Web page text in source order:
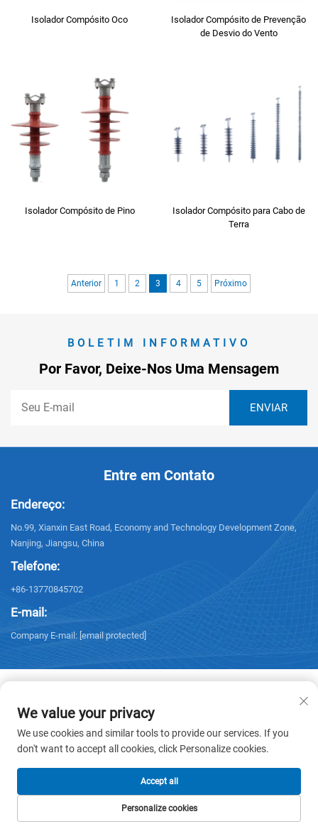
Isolador Compósito Oco
Isolador Compósito de Prevenção
de Desvio do Vento
Isolador Compósito de Pino
Isolador Compósito para Cabo de
Terra
Anterior 1 2 3 4 5 Próximo
BOLETIM INFORMATIVO
Por Favor, Deixe-Nos Uma Mensagem
Entre em Contato
Endereço:
No.99, Xianxin East Road, Economy and Technology Development Zone,
Nanjing, Jiangsu, China
Telefone:
+86-13770845702
E-mail:
Company E-mail: [email protected]
Direitos autorais © 2026 NANJING ELECTRIC. Todos os direitos
reservados. - Política de Privacidade
We value your privacy
We use cookies and similar tools to provide our services. If you
don't want to accept all cookies, click Personalize cookies.
Personalize cookies
Accept all